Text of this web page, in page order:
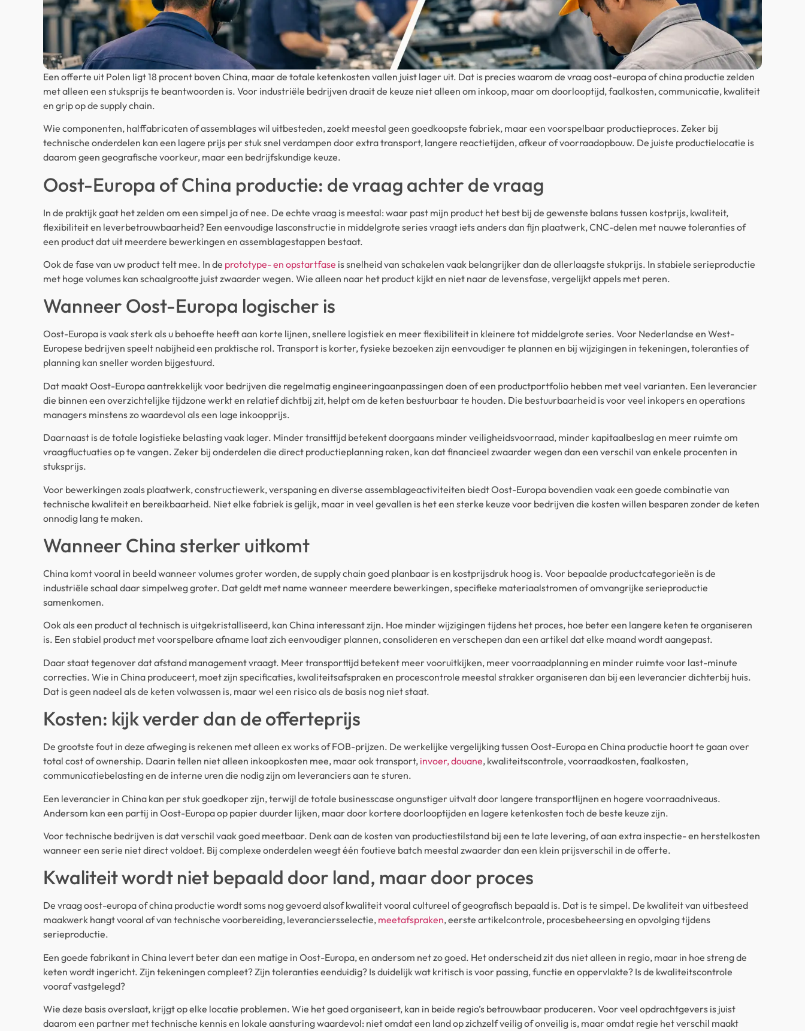
Een offerte uit Polen ligt 18 procent boven China, maar de totale ketenkosten vallen juist lager uit. Dat is precies waarom de vraag oost-europa of china productie zelden
met alleen een stuksprijs te beantwoorden is. Voor industriële bedrijven draait de keuze niet alleen om inkoop, maar om doorlooptijd, faalkosten, communicatie, kwaliteit
en grip op de supply chain.
Wie componenten, halffabricaten of assemblages wil uitbesteden, zoekt meestal geen goedkoopste fabriek, maar een voorspelbaar productieproces. Zeker bij
technische onderdelen kan een lagere prijs per stuk snel verdampen door extra transport, langere reactietijden, afkeur of voorraadopbouw. De juiste productielocatie is
daarom geen geografische voorkeur, maar een bedrijfskundige keuze.
Oost-Europa of China productie: de vraag achter de vraag
In de praktijk gaat het zelden om een simpel ja of nee. De echte vraag is meestal: waar past mijn product het best bij de gewenste balans tussen kostprijs, kwaliteit,
flexibiliteit en leverbetrouwbaarheid? Een eenvoudige lasconstructie in middelgrote series vraagt iets anders dan fijn plaatwerk, CNC-delen met nauwe toleranties of
een product dat uit meerdere bewerkingen en assemblagestappen bestaat.
Ook de fase van uw product telt mee. In de prototype- en opstartfase is snelheid van schakelen vaak belangrijker dan de allerlaagste stukprijs. In stabiele serieproductie
met hoge volumes kan schaalgrootte juist zwaarder wegen. Wie alleen naar het product kijkt en niet naar de levensfase, vergelijkt appels met peren.
Wanneer Oost-Europa logischer is
Oost-Europa is vaak sterk als u behoefte heeft aan korte lijnen, snellere logistiek en meer flexibiliteit in kleinere tot middelgrote series. Voor Nederlandse en West-
Europese bedrijven speelt nabijheid een praktische rol. Transport is korter, fysieke bezoeken zijn eenvoudiger te plannen en bij wijzigingen in tekeningen, toleranties of
planning kan sneller worden bijgestuurd.
Dat maakt Oost-Europa aantrekkelijk voor bedrijven die regelmatig engineeringaanpassingen doen of een productportfolio hebben met veel varianten. Een leverancier
die binnen een overzichtelijke tijdzone werkt en relatief dichtbij zit, helpt om de keten bestuurbaar te houden. Die bestuurbaarheid is voor veel inkopers en operations
managers minstens zo waardevol als een lage inkoopprijs.
Daarnaast is de totale logistieke belasting vaak lager. Minder transittijd betekent doorgaans minder veiligheidsvoorraad, minder kapitaalbeslag en meer ruimte om
vraagfluctuaties op te vangen. Zeker bij onderdelen die direct productieplanning raken, kan dat financieel zwaarder wegen dan een verschil van enkele procenten in
stuksprijs.
Voor bewerkingen zoals plaatwerk, constructiewerk, verspaning en diverse assemblageactiviteiten biedt Oost-Europa bovendien vaak een goede combinatie van
technische kwaliteit en bereikbaarheid. Niet elke fabriek is gelijk, maar in veel gevallen is het een sterke keuze voor bedrijven die kosten willen besparen zonder de keten
onnodig lang te maken.
Wanneer China sterker uitkomt
China komt vooral in beeld wanneer volumes groter worden, de supply chain goed planbaar is en kostprijsdruk hoog is. Voor bepaalde productcategorieën is de
industriële schaal daar simpelweg groter. Dat geldt met name wanneer meerdere bewerkingen, specifieke materiaalstromen of omvangrijke serieproductie
samenkomen.
Ook als een product al technisch is uitgekristalliseerd, kan China interessant zijn. Hoe minder wijzigingen tijdens het proces, hoe beter een langere keten te organiseren
is. Een stabiel product met voorspelbare afname laat zich eenvoudiger plannen, consolideren en verschepen dan een artikel dat elke maand wordt aangepast.
Daar staat tegenover dat afstand management vraagt. Meer transporttijd betekent meer vooruitkijken, meer voorraadplanning en minder ruimte voor last-minute
correcties. Wie in China produceert, moet zijn specificaties, kwaliteitsafspraken en procescontrole meestal strakker organiseren dan bij een leverancier dichterbij huis.
Dat is geen nadeel als de keten volwassen is, maar wel een risico als de basis nog niet staat.
Kosten: kijk verder dan de offerteprijs
De grootste fout in deze afweging is rekenen met alleen ex works of FOB-prijzen. De werkelijke vergelijking tussen Oost-Europa en China productie hoort te gaan over
total cost of ownership. Daarin tellen niet alleen inkoopkosten mee, maar ook transport, invoer, douane, kwaliteitscontrole, voorraadkosten, faalkosten,
communicatiebelasting en de interne uren die nodig zijn om leveranciers aan te sturen.
Een leverancier in China kan per stuk goedkoper zijn, terwijl de totale businesscase ongunstiger uitvalt door langere transportlijnen en hogere voorraadniveaus.
Andersom kan een partij in Oost-Europa op papier duurder lijken, maar door kortere doorlooptijden en lagere ketenkosten toch de beste keuze zijn.
Voor technische bedrijven is dat verschil vaak goed meetbaar. Denk aan de kosten van productiestilstand bij een te late levering, of aan extra inspectie- en herstelkosten
wanneer een serie niet direct voldoet. Bij complexe onderdelen weegt één foutieve batch meestal zwaarder dan een klein prijsverschil in de offerte.
Kwaliteit wordt niet bepaald door land, maar door proces
De vraag oost-europa of china productie wordt soms nog gevoerd alsof kwaliteit vooral cultureel of geografisch bepaald is. Dat is te simpel. De kwaliteit van uitbesteed
maakwerk hangt vooral af van technische voorbereiding, leveranciersselectie, meetafspraken, eerste artikelcontrole, procesbeheersing en opvolging tijdens
serieproductie.
Een goede fabrikant in China levert beter dan een matige in Oost-Europa, en andersom net zo goed. Het onderscheid zit dus niet alleen in regio, maar in hoe streng de
keten wordt ingericht. Zijn tekeningen compleet? Zijn toleranties eenduidig? Is duidelijk wat kritisch is voor passing, functie en oppervlakte? Is de kwaliteitscontrole
vooraf vastgelegd?
Wie deze basis overslaat, krijgt op elke locatie problemen. Wie het goed organiseert, kan in beide regio’s betrouwbaar produceren. Voor veel opdrachtgevers is juist
daarom een partner met technische kennis en lokale aansturing waardevol: niet omdat een land op zichzelf veilig of onveilig is, maar omdat regie het verschil maakt